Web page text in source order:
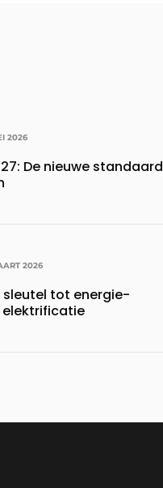
2026
De nieuwe standaard
2026
tot energie-